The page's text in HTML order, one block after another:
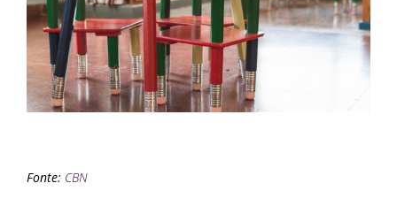
Fonte: CBN